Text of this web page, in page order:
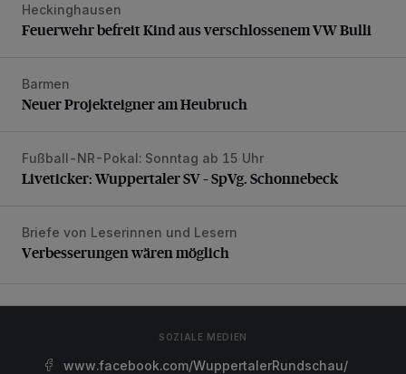
Feuerwehr befreit Kind aus verschlossenem VW Bulli
Heckinghausen
Feuerwehr befreit Kind aus verschlossenem VW Bulli
Neuer Projekteigner am Heubruch
Barmen
Neuer Projekteigner am Heubruch
Liveticker: Wuppertaler SV – SpVg. Schonnebeck
Fußball-NR-Pokal: Sonntag ab 15 Uhr
Liveticker: Wuppertaler SV – SpVg. Schonnebeck
Verbesserungen wären möglich
Briefe von Leserinnen und Lesern
Verbesserungen wären möglich
SOZIALE MEDIEN
www.facebook.com/WuppertalerRundschau/